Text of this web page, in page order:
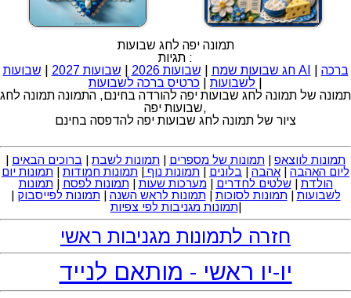
תמונה יפה לחג שבועות
תגיות :
חג שבועות שמח
שבועות 2026 שבועות 2027 שבועות AI
ברכה
לשבועות
כרטיס ברכה לשבועות
תמונה של תמונה לחג שבועות יפה להורדה בחינם, התמונה תמונה לחג
שבועות יפה,
ציור של תמונה לחג שבועות יפה להדפסה בחינם
תמונות לווצאפ | תמונות של מספרים | תמונות לשבת | ברוכים הבאים |
ליום האהבה | אהבה | בלונים | תמונות נוף | תמונות חמודות | תמונות יום
הולדת |שלטים לחדרים | מערכות שעות | תמונות לפסח | תמונות
לשבועות | תמונות לסוכות | תמונות לראש השנה | תמונות לפייסבוק |
תמונות מגניבות לפי צפיות|
חזרה לתמונות מגניבות ראשי
יו-יו ראשי - מותאם לנייד